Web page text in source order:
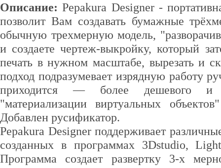
Описание: Pepakura Designer -
позволит Вам создавать бумажные
обычную трехмерную модель,
и создаете чертеж-выкройку, который
печать в нужном масштабе, вырезать и
подход подразумевает изрядную работу
приходится — более дешевого и
"материализации виртуальных
Добавлен русификатор.
Pepakura Designer поддерживает
созданных в программах 3Dstudio,
Программа создает развертку 3-х